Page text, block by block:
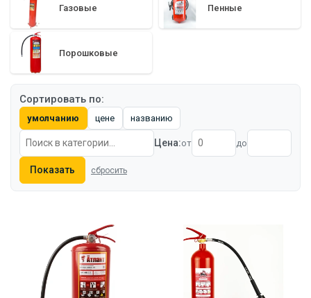
Газовые Пенные
Порошковые
Сортировать по:
умолчанию цене названию
Цена:от до
Показать сбросить